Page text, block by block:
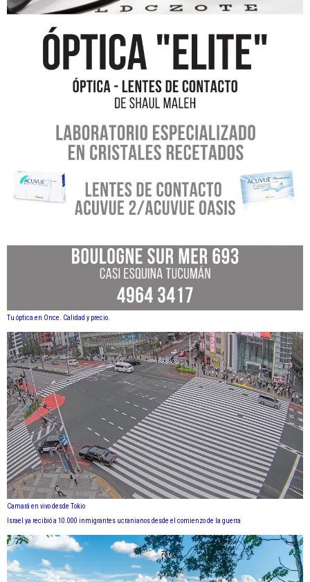
Tu óptica en Once. Calidad y precio.
Camará en vivo desde Tokio
Israel ya recibió a 10.000 inmigrantes ucranianos desde el comienzo de la guerra